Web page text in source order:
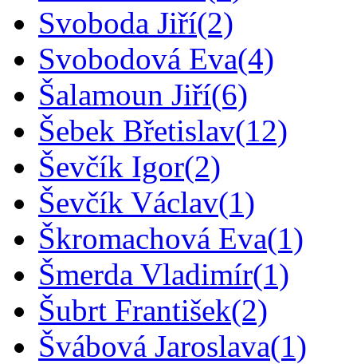
Svoboda Jiří(2)
Svobodová Eva(4)
Šalamoun Jiří(6)
Šebek Břetislav(12)
Ševčík Igor(2)
Ševčík Václav(1)
Škromachová Eva(1)
Šmerda Vladimír(1)
Šubrt František(2)
Švábová Jaroslava(1)